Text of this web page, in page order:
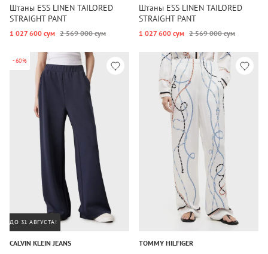
Штаны ESS LINEN TAILORED
STRAIGHT PANT
1 027 600 сум 2 569 000 сум
Штаны ESS LINEN TAILORED
STRAIGHT PANT
1 027 600 сум 2 569 000 сум
-60%
ДО 31 АВГУСТА!
CALVIN KLEIN JEANS TOMMY HILFIGER